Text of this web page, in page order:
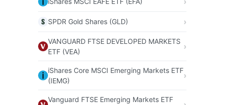
SPDR Gold Shares (GLD)
VANGUARD FTSE DEVELOPED MARKETS
ETF (VEA)
iShares Core MSCI Emerging Markets ETF
(IEMG)
Vanguard FTSE Emerging Markets ETF